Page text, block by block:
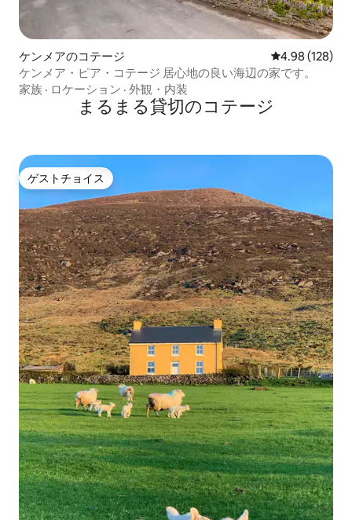
ケンメアのコテージ レビュー128
4.98 (128)
ケンメア・ピア・コテージ 居心地の良い海辺の家です。
家族 · ロケーション · 外観・内装
まるまる貸切のコテージ
ゲストチョイス
ゲストチョイス